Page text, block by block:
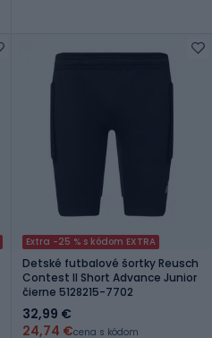
Extra -25 % s kódom EXTRA
Detské futbalové šortky Reusch
Contest II Short Advance Junior
čierne 5128215-7702
32,99 €
24,74 €cena s kódom